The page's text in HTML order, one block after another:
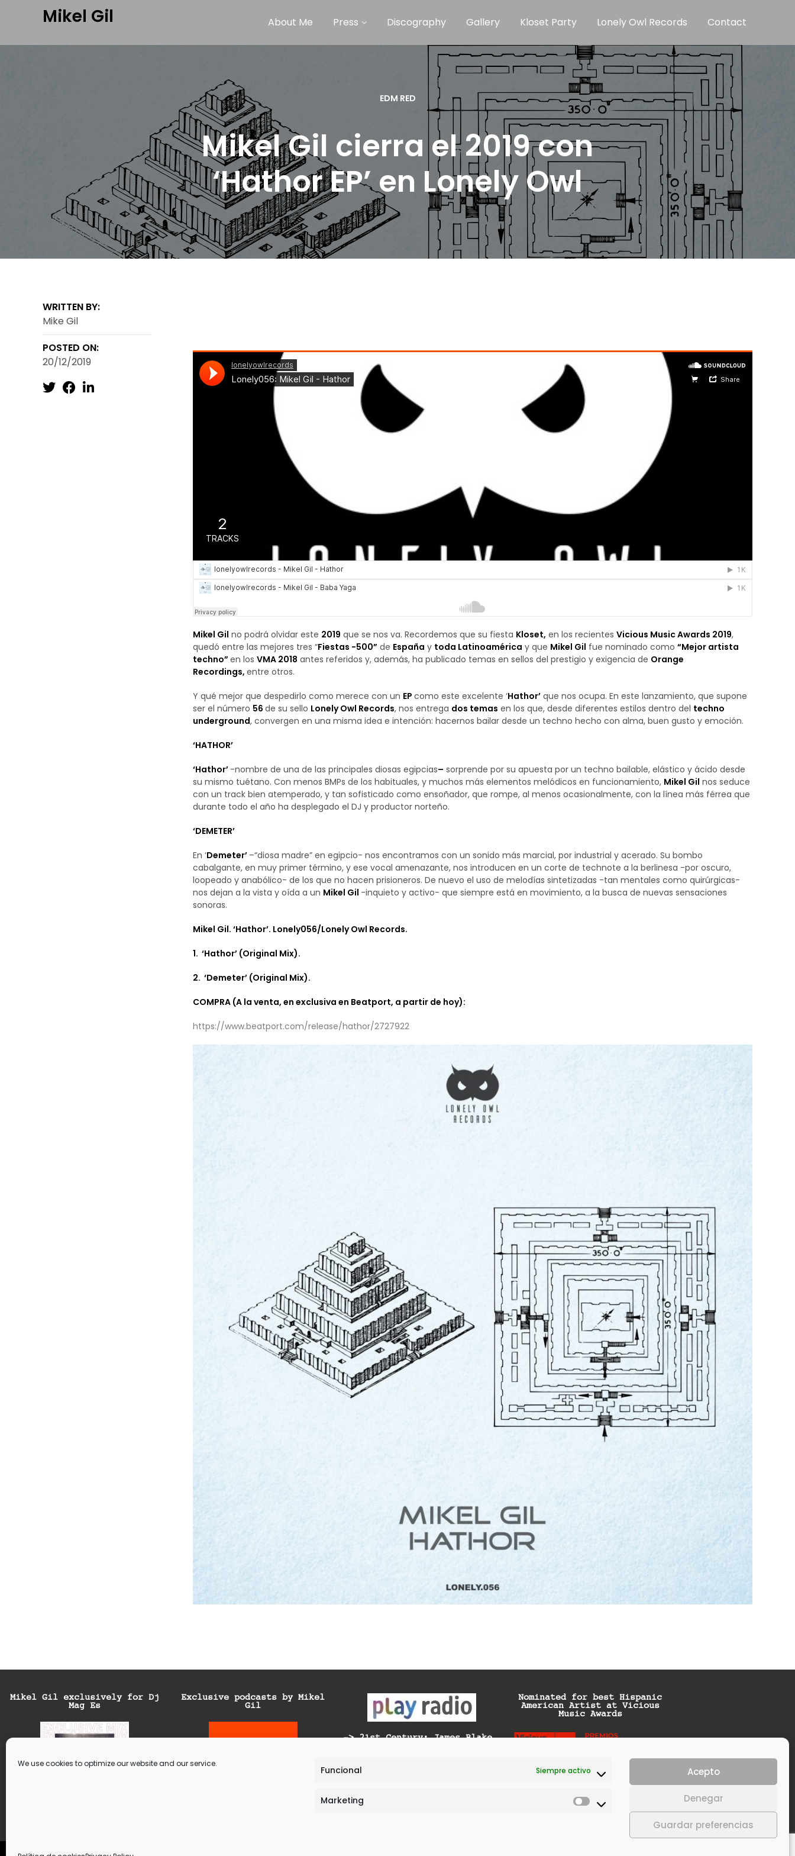
We use cookies to optimize our website and our service.
Funcional Siempre activo
Marketing
Acepto
Denegar
Guardar preferencias
Mikel Gil About Me Press Discography Gallery Kloset Party Lonely Owl Records Contact
EDM RED
Mikel Gil cierra el 2019 con
‘Hathor EP’ en Lonely Owl
Mikel Gil no podrá olvidar este 2019 que se nos va. Recordemos que su fiesta Kloset, en los recientes Vicious Music Awards 2019,
quedó entre las mejores tres “Fiestas -500” de España y toda Latinoamérica y que Mikel Gil fue nominado como “Mejor artista
techno” en los VMA 2018 antes referidos y, además, ha publicado temas en sellos del prestigio y exigencia de Orange
Recordings, entre otros.
Y qué mejor que despedirlo como merece con un EP como este excelente ‘Hathor’ que nos ocupa. En este lanzamiento, que supone
ser el número 56 de su sello Lonely Owl Records, nos entrega dos temas en los que, desde diferentes estilos dentro del techno
underground, convergen en una misma idea e intención: hacernos bailar desde un techno hecho con alma, buen gusto y emoción.
‘HATHOR’
‘Hathor’ -nombre de una de las principales diosas egipcias– sorprende por su apuesta por un techno bailable, elástico y ácido desde
su mismo tuétano. Con menos BMPs de los habituales, y muchos más elementos melódicos en funcionamiento, Mikel Gil nos seduce
con un track bien atemperado, y tan sofisticado como ensoñador, que rompe, al menos ocasionalmente, con la línea más férrea que
durante todo el año ha desplegado el DJ y productor norteño.
‘DEMETER’
En ‘Demeter’ –“diosa madre” en egipcio- nos encontramos con un sonido más marcial, por industrial y acerado. Su bombo
cabalgante, en muy primer término, y ese vocal amenazante, nos introducen en un corte de technote a la berlinesa -por oscuro,
loopeado y anabólico- de los que no hacen prisioneros. De nuevo el uso de melodías sintetizadas -tan mentales como quirúrgicas-
nos dejan a la vista y oída a un Mikel Gil -inquieto y activo- que siempre está en movimiento, a la busca de nuevas sensaciones
sonoras.
Mikel Gil. ‘Hathor’. Lonely056/Lonely Owl Records.
1. ‘Hathor’ (Original Mix).
2. ‘Demeter’ (Original Mix).
COMPRA (A la venta, en exclusiva en Beatport, a partir de hoy):
https://www.beatport.com/release/hathor/2727922
WRITTEN BY:
Mike Gil
POSTED ON:
20/12/2019
Mikel Gil exclusively for Dj
Mag Es
Exclusive podcasts by Mikel
Gil
-> 21st Century: James Blake
Recharge
Nominated for best Hispanic
American Artist at Vicious
Music Awards
© 2021 | All rights reserved. | Design by